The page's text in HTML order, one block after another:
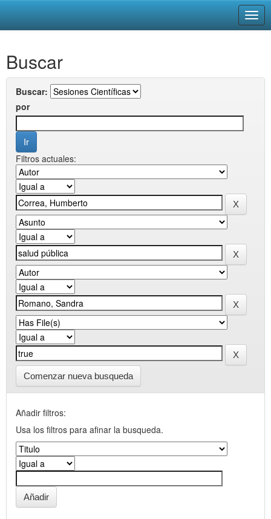
navigation
Buscar
Buscar:
por
Filtros actuales:
Comenzar nueva busqueda
Añadir filtros:
Usa los filtros para afinar la busqueda.